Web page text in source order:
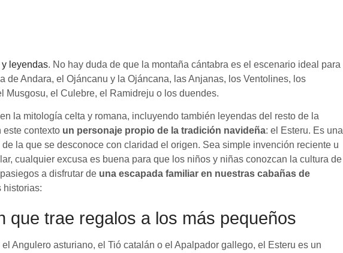
y leyendas. No hay duda de que la montaña cántabra es el escenario ideal para
de Andara, el Ojáncanu y la Ojáncana, las Anjanas, los Ventolines, los
Musgosu, el Culebre, el Ramidreju o los duendes.
la mitología celta y romana, incluyendo también leyendas del resto de la
este contexto un personaje propio de la tradición navideña: el Esteru. Es una
la que se desconoce con claridad el origen. Sea simple invención reciente u
cualquier excusa es buena para que los niños y niñas conozcan la cultura de
a disfrutar de una escapada familiar en nuestras cabañas de
historias:
que trae regalos a los más pequeños
Angulero asturiano, el Tió catalán o el Apalpador gallego, el Esteru es un